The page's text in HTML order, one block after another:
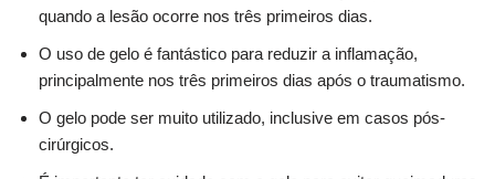
quando a lesão ocorre nos três primeiros dias.
O uso de gelo é fantástico para reduzir a inflamação,
principalmente nos três primeiros dias após o traumatismo.
O gelo pode ser muito utilizado, inclusive em casos pós-
cirúrgicos.